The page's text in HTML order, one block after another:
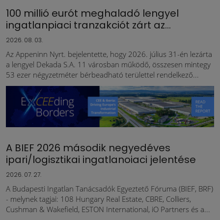
100 millió eurót meghaladó lengyel
ingatlanpiaci tranzakciót zárt az...
2026. 08. 03.
Az Appeninn Nyrt. bejelentette, hogy 2026. július 31-én lezárta
a lengyel Dekada S.A. 11 városban működő, összesen mintegy
53 ezer négyzetméter bérbeadható területtel rendelkező...
A BIEF 2026 második negyedéves
ipari/logisztikai ingatlanoiaci jelentése
2026. 07. 27.
A Budapesti Ingatlan Tanácsadók Egyeztető Fóruma (BIEF, BRF)
- melynek tagjai: 108 Hungary Real Estate, CBRE, Colliers,
Cushman & Wakefield, ESTON International, iO Partners és a...